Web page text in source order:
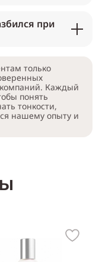
при
только
Каждый
понять
тонкости,
нашему опыту и